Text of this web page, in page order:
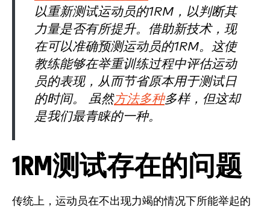
以重新测试运动员的1RM，以判断其
力量是否有所提升。借助新技术，现
在可以准确预测运动员的1RM。这使
教练能够在举重训练过程中评估运动
员的表现，从而节省原本用于测试日
的时间。 虽然方法多种多样，但这却
是我们最青睐的一种。
1RM测试存在的问题
传统上，运动员在不出现力竭的情况下所能举起的